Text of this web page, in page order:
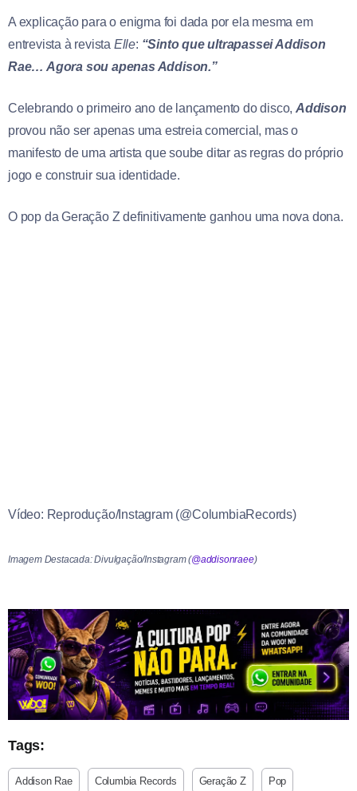
A explicação para o enigma foi dada por ela mesma em
entrevista à revista Elle: “Sinto que ultrapassei Addison
Rae… Agora sou apenas Addison.”
Celebrando o primeiro ano de lançamento do disco, Addison
provou não ser apenas uma estreia comercial, mas o
manifesto de uma artista que soube ditar as regras do próprio
jogo e construir sua identidade.
O pop da Geração Z definitivamente ganhou uma nova dona.
Vídeo: Reprodução/Instagram (@ColumbiaRecords)
Imagem Destacada: Divulgação/Instagram (@addisonraee)
Tags:
Addison Rae Columbia Records Geração Z Pop